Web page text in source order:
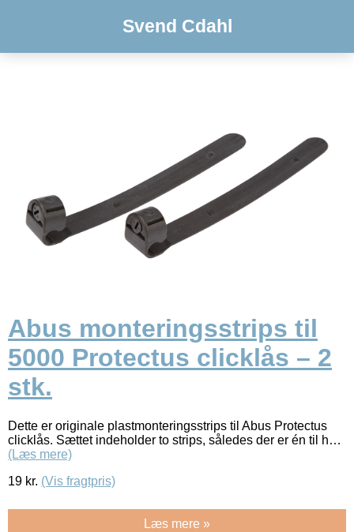
Svend Cdahl
Abus monteringsstrips til
5000 Protectus clicklås – 2
stk.
Dette er originale plastmonteringsstrips til Abus Protectus
clicklås. Sættet indeholder to strips, således der er én til h…
(Læs mere)
19 kr. (Vis fragtpris)
Læs mere »